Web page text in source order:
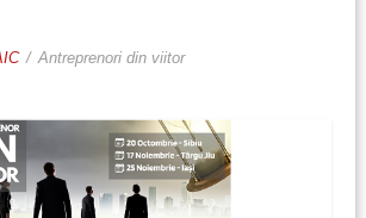
/ Antreprenori din viitor